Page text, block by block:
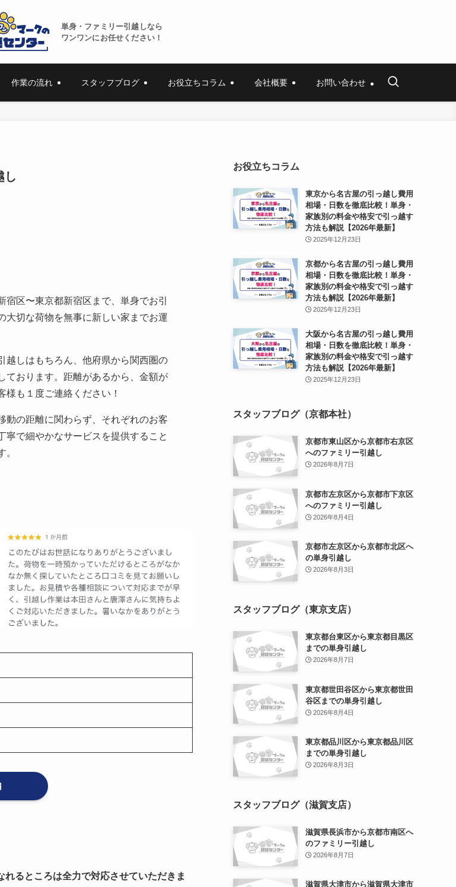
単身・ファミリー引越しなら
ワンワンにお任せください！
作業の流れ スタッフブログ お役立ちコラム 会社概要 お問い合わせ
し
宿区〜東京都新宿区まで、単身でお引
大切な荷物を無事に新しい家までお運
越しはもちろん、他府県から関西圏の
ております。距離があるから、金額が
様も１度ご連絡ください！
動の距離に関わらず、それぞれのお客
寧で細やかなサービスを提供すること
。
るところは全力で対応させていただきま
お役立ちコラム
東京から名古屋の引っ越し費用
相場・日数を徹底比較！単身・
家族別の料金や格安で引っ越す
方法も解説【2026年最新】
2025年12月23日
京都から名古屋の引っ越し費用
相場・日数を徹底比較！単身・
家族別の料金や格安で引っ越す
方法も解説【2026年最新】
2025年12月23日
大阪から名古屋の引っ越し費用
相場・日数を徹底比較！単身・
家族別の料金や格安で引っ越す
方法も解説【2026年最新】
2025年12月23日
スタッフブログ（京都本社）
京都市東山区から京都市右京区
へのファミリー引越し
2026年8月7日
京都市左京区から京都市下京区
へのファミリー引越し
2026年8月4日
京都市左京区から京都市北区へ
の単身引越し
2026年8月3日
スタッフブログ（東京支店）
東京都台東区から東京都目黒区
までの単身引越し
2026年8月7日
東京都世田谷区から東京都世田
谷区までの単身引越し
2026年8月4日
東京都品川区から東京都品川区
までの単身引越し
2026年8月3日
スタッフブログ（滋賀支店）
滋賀県長浜市から京都市南区へ
のファミリー引越し
2026年8月7日
滋賀県大津市から滋賀県大津市